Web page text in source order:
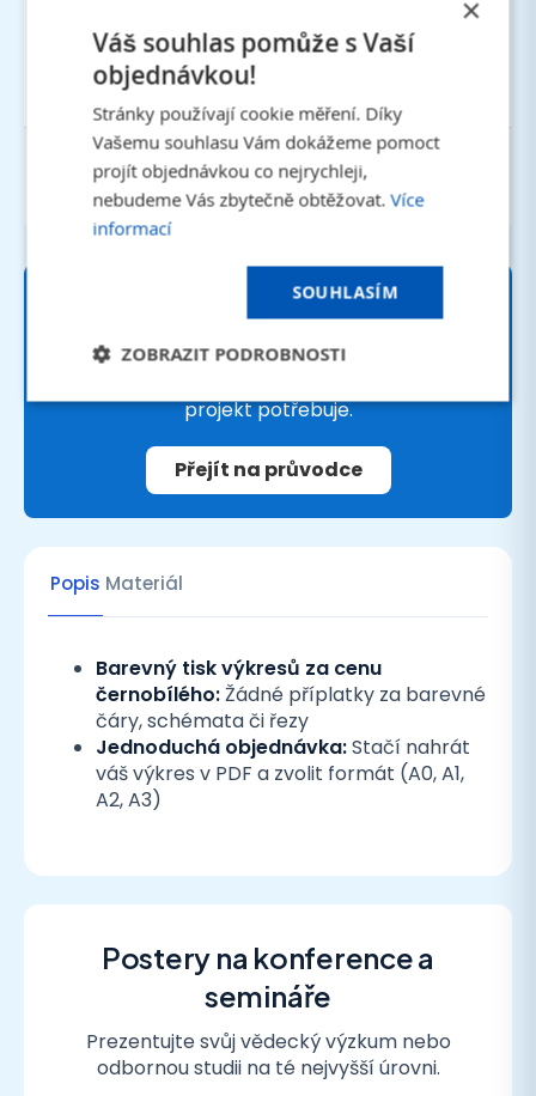
Při nákupu nad 1 500 Kč
Expresní dodání
Expedice do 24 hodin
Potřebujete poradit?
+420 800 040 800
eshop@powerprint.cz
Nevíte si rady s výběrem?
Vysvětlíme rozdíly mezi typy vazeb, materiálů
projekt potřebuje.
Přejít na průvodce
Popis Materiál
Barevný tisk výkresů za cenu
černobílého:Žádné příplatky za barevné
čáry, schémata či řezy
Jednoduchá objednávka:Stačí nahrát
váš výkres v PDF a zvolit formát (A0, A1,
A2, A3)
Postery na konference a
semináře
Prezentujte svůj vědecký výzkum nebo
odbornou studii na té nejvyšší úrovni.
×
Váš souhlas pomůže s Vaší
objednávkou!
Stránky používají cookie měření. Díky
Vašemu souhlasu Vám dokážeme pomoct
projít objednávkou co nejrychleji,
nebudeme Vás zbytečně obtěžovat.Více
informací
SOUHLASÍM
ZOBRAZIT PODROBNOSTI